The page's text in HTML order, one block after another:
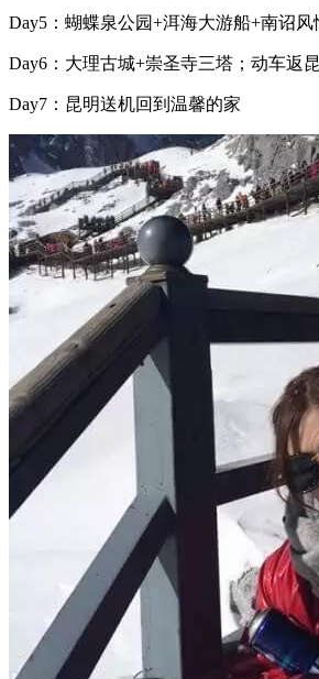
Day5：蝴蝶泉公园+洱海大游船+南诏风
Day6：大理古城+崇圣寺三塔；动车返
Day7：昆明送机回到温馨的家